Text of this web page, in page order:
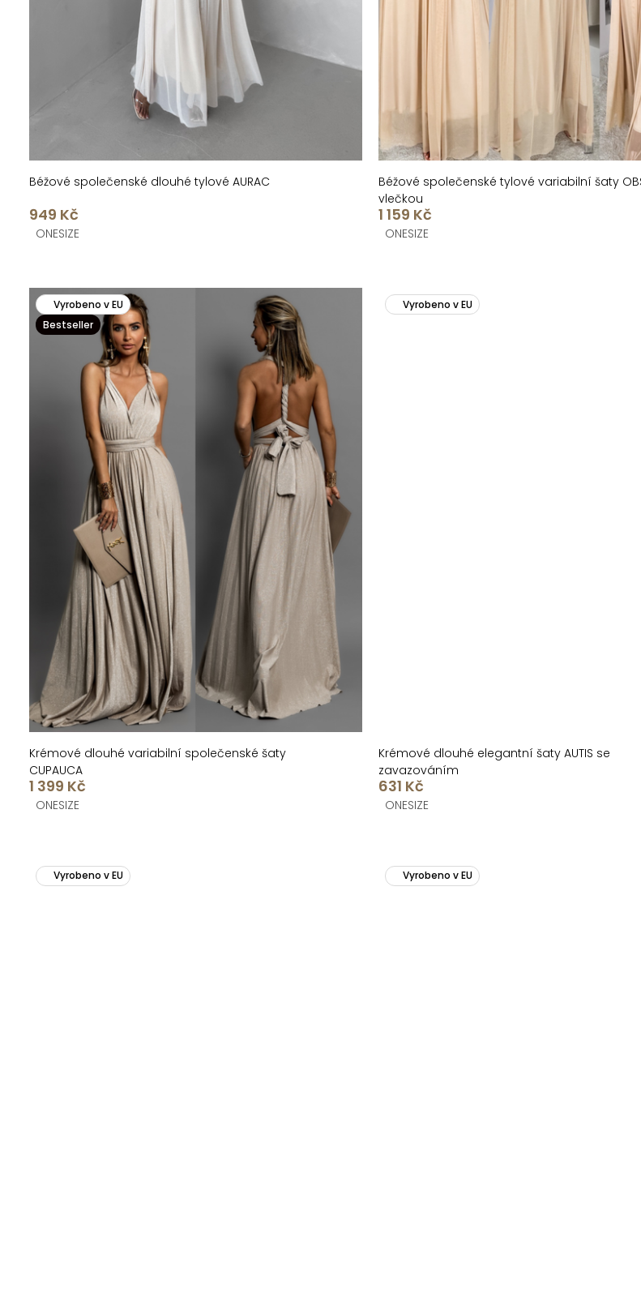
Béžové společenské dlouhé tylové AURAC
949 Kč
ONESIZE
Béžové společenské tylové variabilní šaty
vlečkou
1 159 Kč
ONESIZE
Vyrobeno v EU
Bestseller
Krémové dlouhé variabilní společenské šaty
CUPAUCA
1 399 Kč
ONESIZE
Vyrobeno v EU
Krémové dlouhé elegantní šaty AUTIS se
zavazováním
631 Kč
ONESIZE
Vyrobeno v EU Vyrobeno v EU